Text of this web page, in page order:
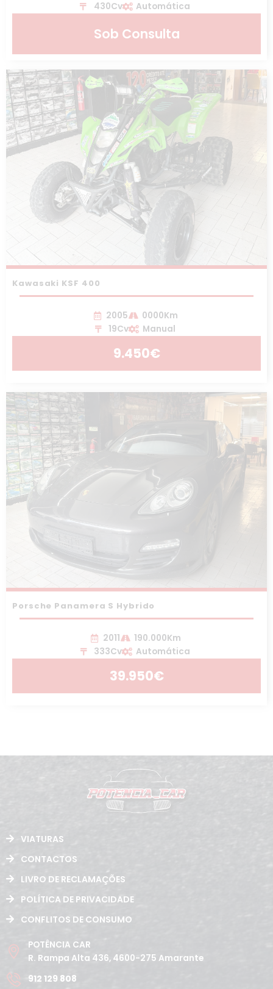
430Cv
Automática
Sob Consulta
Kawasaki KSF 400
2005
0000Km
19Cv
Manual
9.450€
Porsche Panamera S Hybrido
2011
190.000Km
333Cv
Automática
39.950€
VIATURAS
CONTACTOS
LIVRO DE RECLAMAÇÕES
POLÍTICA DE PRIVACIDADE
CONFLITOS DE CONSUMO
POTÊNCIA CAR
R. Rampa Alta 436, 4600-275 Amarante
912 129 808